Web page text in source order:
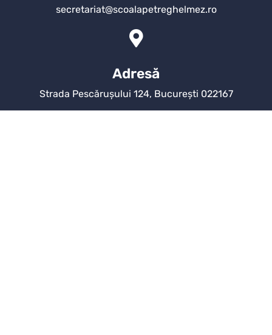
secretariat@scoalapetreghelmez.ro
Adresă
Strada Pescărușului 124, București 022167